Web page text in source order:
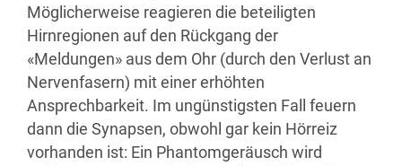
Möglicherweise reagieren die beteiligten
Hirnregionen auf den Rückgang der
«Meldungen» aus dem Ohr (durch den Verlust an
Nervenfasern) mit einer erhöhten
Ansprechbarkeit. Im ungünstigsten Fall feuern
dann die Synapsen, obwohl gar kein Hörreiz
vorhanden ist: Ein Phantomgeräusch wird